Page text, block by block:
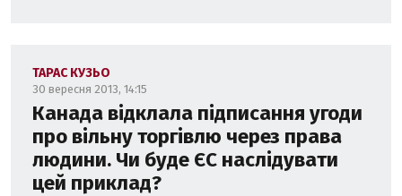
ТАРАС КУЗЬО
30 вересня 2013, 14:15
Канада відклала підписання угоди
про вільну торгівлю через права
людини. Чи буде ЄС наслідувати
цей приклад?